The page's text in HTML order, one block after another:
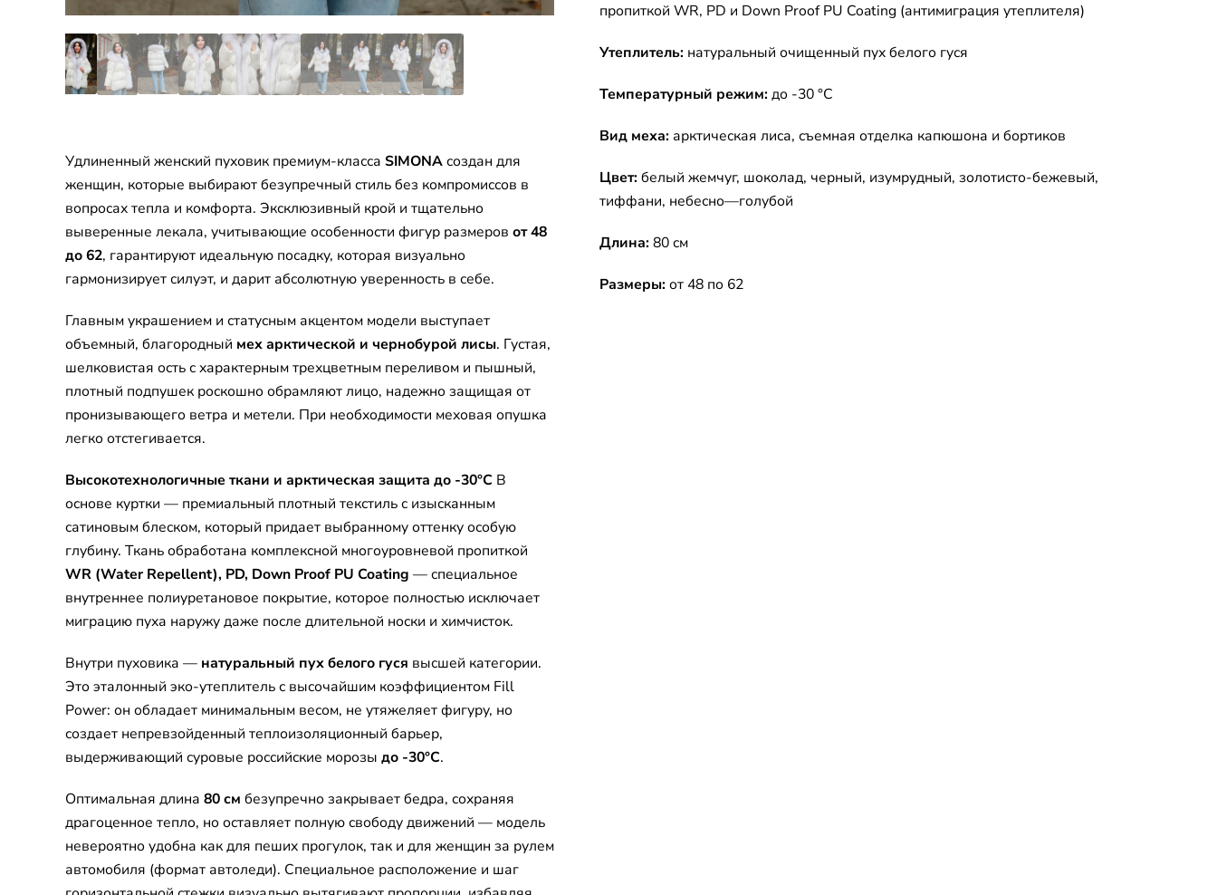
Удлиненный женский пуховик премиум-класса SIMONAсоздан для
женщин, которые выбирают безупречный стиль без компромиссов в
вопросах тепла и комфорта. Эксклюзивный крой и тщательно
выверенные лекала, учитывающие особенности фигур размеров от 48
до 62, гарантируют идеальную посадку, которая визуально
гармонизирует силуэт, и дарит абсолютную уверенность в себе.
Главным украшением и статусным акцентом модели выступает
объемный, благородный мех арктической и чернобурой лисы. Густая,
шелковистая ость с характерным трехцветным переливом и пышный,
плотный подпушек роскошно обрамляют лицо, надежно защищая от
пронизывающего ветра и метели. При необходимости меховая опушка
легко отстегивается.
Высокотехнологичные ткани и арктическая защита до -30°C В
основе куртки — премиальный плотный текстиль с изысканным
сатиновым блеском, который придает выбранному оттенку особую
глубину. Ткань обработана комплексной многоуровневой пропиткой
WR (Water Repellent), PD, Down Proof PU Coating — специальное
внутреннее полиуретановое покрытие, которое полностью исключает
миграцию пуха наружу даже после длительной носки и химчисток.
Внутри пуховика — натуральный пух белого гуся высшей категории.
Это эталонный эко-утеплитель с высочайшим коэффициентом Fill
Power: он обладает минимальным весом, не утяжеляет фигуру, но
создает непревзойденный теплоизоляционный барьер,
выдерживающий суровые российские морозы до -30°C.
Оптимальная длина 80 см безупречно закрывает бедра, сохраняя
драгоценное тепло, но оставляет полную свободу движений — модель
невероятно удобна как для пеших прогулок, так и для женщин за рулем
автомобиля (формат автоледи). Специальное расположение и шаг
пропиткой WR, PD и Down Proof PU Coating (антимиграция утеплителя)
Утеплитель: натуральный очищенный пух белого гуся
Температурный режим: до -30 °C
Вид меха: арктическая лиса, съемная отделка капюшона и бортиков
Цвет: белый жемчуг, шоколад, черный, изумрудный, золотисто-бежевый,
тиффани, небесно—голубой
Длина: 80 см
Размеры: от 48 по 62